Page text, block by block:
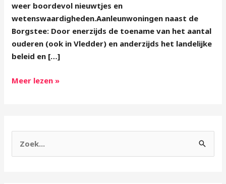
weer boordevol nieuwtjes en
wetenswaardigheden.Aanleunwoningen naast de
Borgstee: Door enerzijds de toename van het aantal
ouderen (ook in Vledder) en anderzijds het landelijke
beleid en […]
Meer lezen »